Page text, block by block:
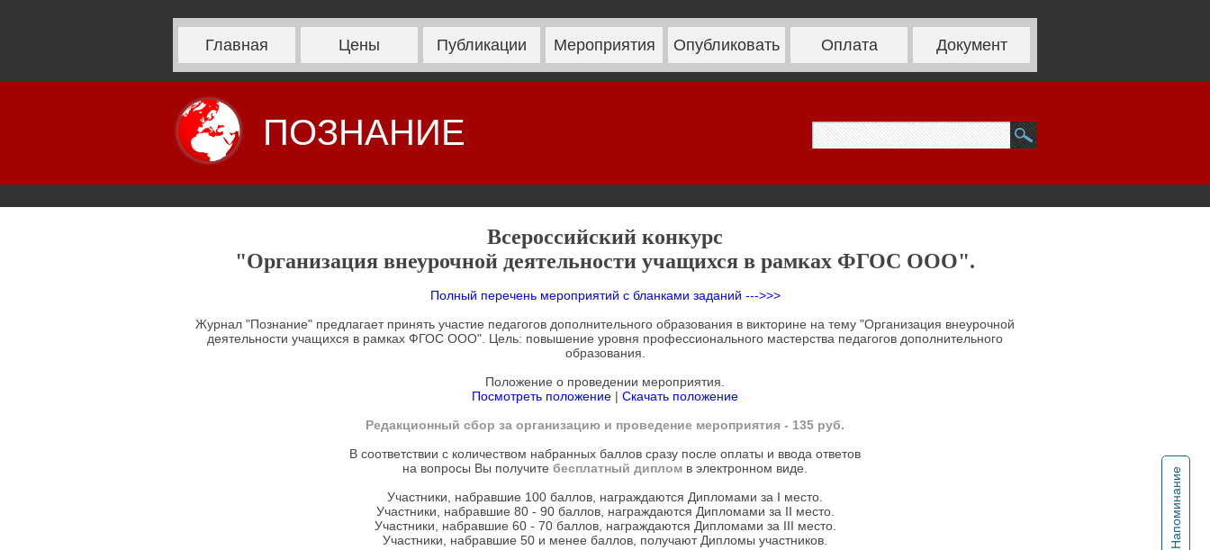
Главная Цены Публикации Мероприятия Опубликовать Оплата Документ
ПОЗНАНИЕ
Напоминание
Всероссийский конкурс
"Организация внеурочной деятельности учащихся в рамках ФГОС ООО".
Полный перечень мероприятий с бланками заданий --->>>
Журнал "Познание" предлагает принять участие педагогов дополнительного образования в викторине на тему "Организация внеурочной
деятельности учащихся в рамках ФГОС ООО". Цель: повышение уровня профессионального мастерства педагогов дополнительного
образования.
Положение о проведении мероприятия.
Посмотреть положение | Скачать положение
Редакционный сбор за организацию и проведение мероприятия - 135 руб.
В соответствии с количеством набранных баллов сразу после оплаты и ввода ответов
на вопросы Вы получите бесплатный диплом в электронном виде.
Участники, набравшие 100 баллов, награждаются Дипломами за I место.
Участники, набравшие 80 - 90 баллов, награждаются Дипломами за II место.
Участники, набравшие 60 - 70 баллов, награждаются Дипломами за III место.
Участники, набравшие 50 и менее баллов, получают Дипломы участников.